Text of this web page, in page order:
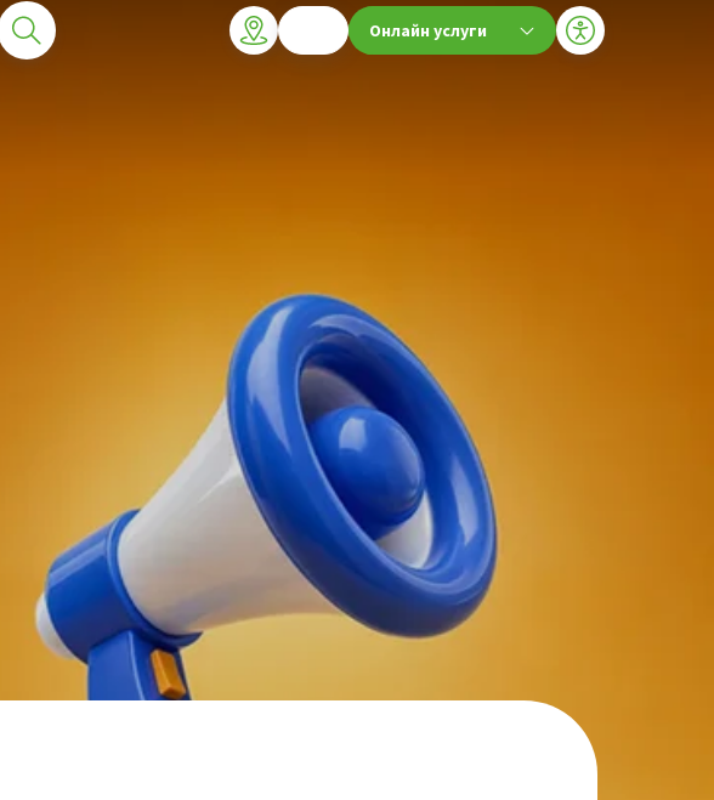
Онлайн услуги